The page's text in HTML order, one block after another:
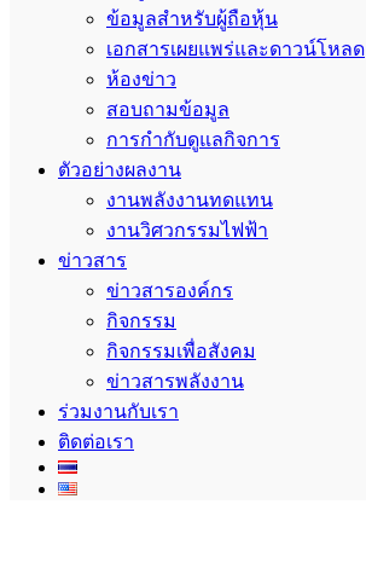
ข้อมูลสำหรับผู้ถือหุ้น
เอกสารเผยแพร่และดาวน์โหลด
ห้องข่าว
สอบถามข้อมูล
การกำกับดูแลกิจการ
ตัวอย่างผลงาน
งานพลังงานทดแทน
งานวิศวกรรมไฟฟ้า
ข่าวสาร
ข่าวสารองค์กร
กิจกรรม
กิจกรรมเพื่อสังคม
ข่าวสารพลังงาน
ร่วมงานกับเรา
ติดต่อเรา